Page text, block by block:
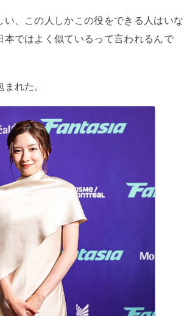
、この人しかこの役をできる人はいな
ではよく似ているって言われるんで
れた。